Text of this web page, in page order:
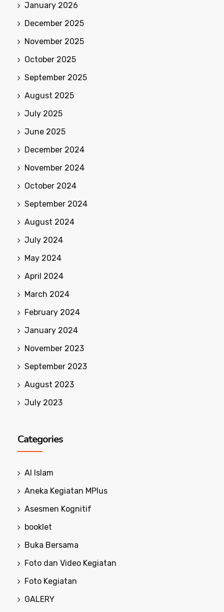
January 2026
December 2025
November 2025
October 2025
September 2025
August 2025
July 2025
June 2025
December 2024
November 2024
October 2024
September 2024
August 2024
July 2024
May 2024
April 2024
March 2024
February 2024
January 2024
November 2023
September 2023
August 2023
July 2023
Categories
Al Islam
Aneka Kegiatan MPlus
Asesmen Kognitif
booklet
Buka Bersama
Foto dan Video Kegiatan
Foto Kegiatan
GALERY